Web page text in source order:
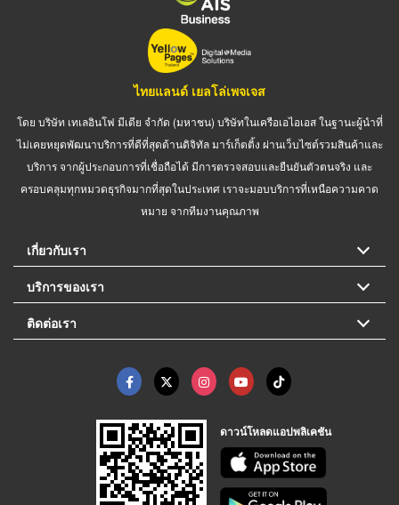
ไทยแลนด์ เยลโล่เพจเจส
โดย บริษัท เทเลอินโฟ มีเดีย จำกัด (มหาชน) บริษัทในเครือเอไอเอส ในฐานะผู้นำที่
ไม่เคยหยุดพัฒนาบริการที่ดีที่สุดด้านดิจิทัล มาร์เก็ตติ้ง ผ่านเว็บไซต์รวมสินค้าและ
บริการ จากผู้ประกอบการที่เชื่อถือได้ มีการตรวจสอบและยืนยันตัวตนจริง และ
ครอบคลุมทุกหมวดธุรกิจมากที่สุดในประเทศ เราจะมอบบริการที่เหนือความคาด
หมาย จากทีมงานคุณภาพ
เกี่ยวกับเรา
บริการของเรา
ติดต่อเรา
ดาวน์โหลดแอปพลิเคชัน